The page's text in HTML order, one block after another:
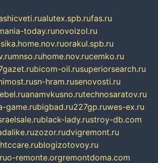
alutex.spb.rufas.ru
today.runovoizol.ru
orakul.spb.ru
mnso.ruhome.nov.rucemko.ru
bicom-oil.rusuperiorsearch.ru
sn-hram.rusenovosti.ru
anamvkusno.rutechnosaratov.ru
game.rubigbad.ru227gp.ruwes-ex.ru
black-lady.rustroy-db.com
zozor.rudvigremont.ru
htccare.rublogizotovoy.ru
o-remonte.orgremontdoma.com